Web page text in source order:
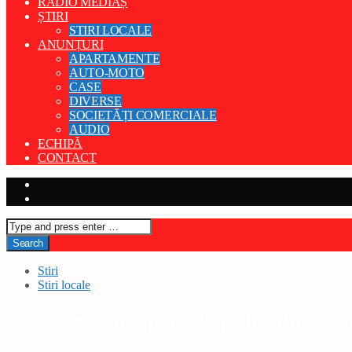
ȘTIRI
STIRI LOCALE
ANUNȚURI
APARTAMENTE
AUTO-MOTO
CASE
DIVERSE
SOCIETĂȚI COMERCIALE
AUDIO
ECHIPĂ
CONTACT
Stiri
Stiri locale